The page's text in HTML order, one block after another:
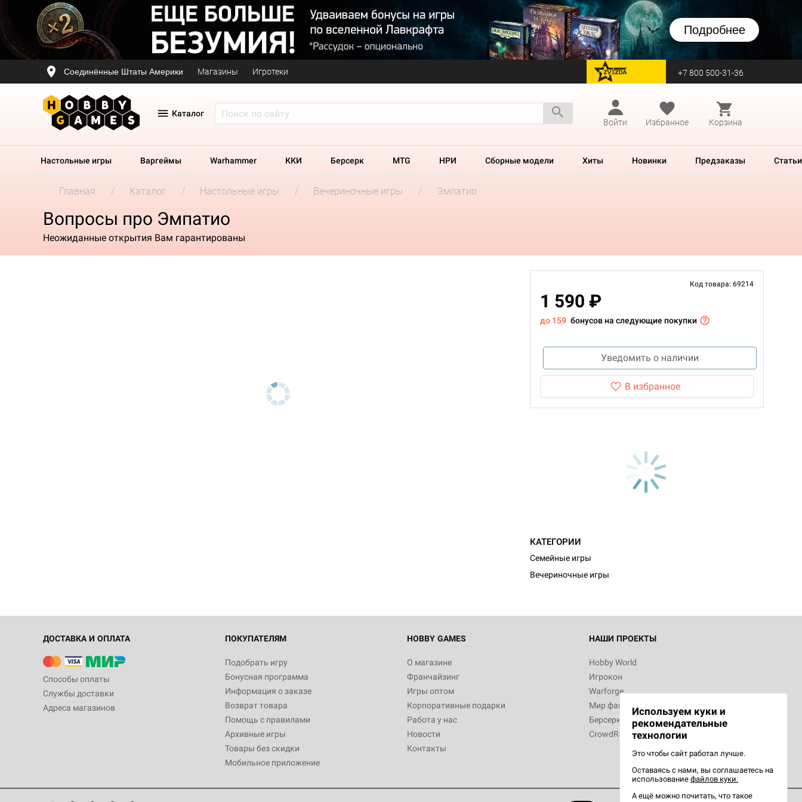
Подробнее
Соединённые Штаты Америки Магазины Игротеки перейти на Zvezda +7 800 500-31-36
Каталог
Войти
Избранное Корзина
Настольные игры Варгеймы Warhammer ККИ Берсерк MTG НРИ Сборные модели Хиты Новинки Предзаказы Статьи
Главная Каталог Настольные игры Вечериночные игры Эмпатио
Вопросы про Эмпатио
Неожиданные открытия Вам гарантированы
Код товара: 69214
1 590 ₽
до 159 бонусов на следующие покупки
Уведомить о наличии
В избранное
КАТЕГОРИИ
Семейные игры
Вечериночные игры
ДОСТАВКА И ОПЛАТА
Способы оплаты
Службы доставки
Адреса магазинов
ПОКУПАТЕЛЯМ
Подобрать игру
Бонусная программа
Информация о заказе
Возврат товара
Помощь с правилами
Архивные игры
Товары без скидки
Мобильное приложение
HOBBY GAMES
О магазине
Франчайзинг
Игры оптом
Корпоративные подарки
Работа у нас
Новости
Контакты
НАШИ ПРОЕКТЫ
Hobby World
Игрокон
Warforge
Мир фантастики
Берсерк
CrowdRepublic
Используем куки и
рекомендательные
технологии
Это чтобы сайт работал лучше.
Оставаясь с нами, вы соглашаетесь на
использование файлов куки.
А ещё можно почитать, что такое